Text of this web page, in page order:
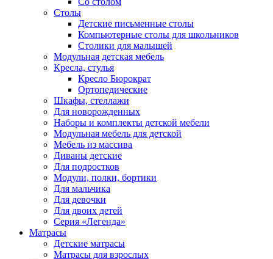
Столы
Детские письменные столы
Компьютерные столы для школьников
Столики для малышей
Модульная детская мебель
Кресла, стулья
Кресло Бюрократ
Ортопедические
Шкафы, стеллажи
Для новорожденных
Наборы и комплекты детской мебели
Модульная мебель для детской
Мебель из массива
Диваны детские
Для подростков
Модули, полки, бортики
Для мальчика
Для девочки
Для двоих детей
Серия «Легенда»
Матрасы
Детские матрасы
Матрасы для взрослых